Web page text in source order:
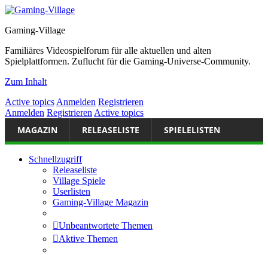
Gaming-Village
Familiäres Videospielforum für alle aktuellen und alten
Spielplattformen. Zuflucht für die Gaming-Universe-Community.
Zum Inhalt
Active topics Anmelden Registrieren
Anmelden Registrieren Active topics
MAGAZIN RELEASELISTE SPIELELISTEN
Schnellzugriff
Releaseliste
Village Spiele
Userlisten
Gaming-Village Magazin
Unbeantwortete Themen
Aktive Themen